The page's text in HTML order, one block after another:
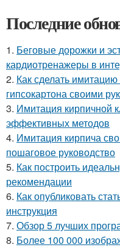
Последние
1. Беговые дорожки и
кардиотренажеры в
2. Как сделать
гипсокартона своими
3. Имитация кирпичной
эффективных методов
4. Имитация кирпича
пошаговое руководство
5. Как построить
рекомендации
6. Как опубликовать
инструкция
7. Обзор 5 лучших
8. Более 100 000